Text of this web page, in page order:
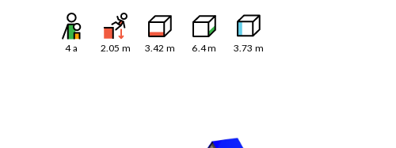
4a 2.05 m 3.42 m 6.4m 3.73 m